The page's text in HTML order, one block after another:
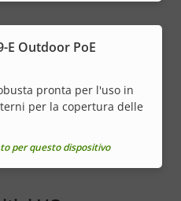
E Outdoor PoE
pronta per l'uso in
per la copertura delle
per questo dispositivo